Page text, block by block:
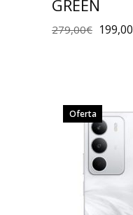
GREEN
279,00€ 199,00
Oferta